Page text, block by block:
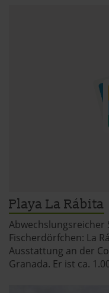
Playa La Rábita
Abwechslungsreicher
Fischerdörfchen: La
Ausstattung an der
Granada. Er ist ca.